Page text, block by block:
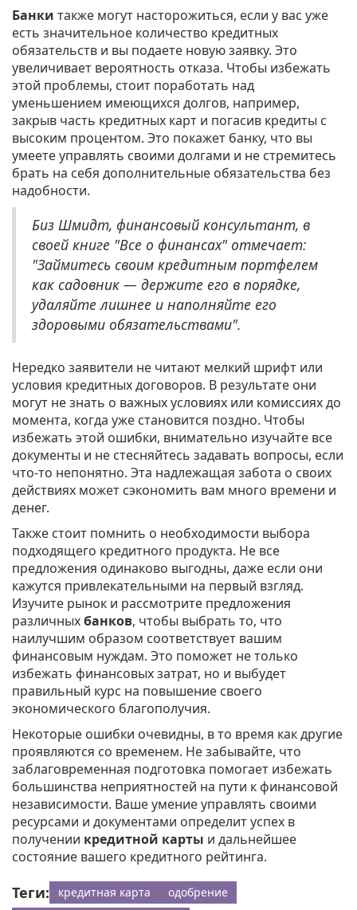
Банки также могут насторожиться, если у вас уже
есть значительное количество кредитных
обязательств и вы подаете новую заявку. Это
увеличивает вероятность отказа. Чтобы избежать
этой проблемы, стоит поработать над
уменьшением имеющихся долгов, например,
закрыв часть кредитных карт и погасив кредиты с
высоким процентом. Это покажет банку, что вы
умеете управлять своими долгами и не стремитесь
брать на себя дополнительные обязательства без
надобности.
Биз Шмидт, финансовый консультант, в
своей книге "Все о финансах" отмечает:
"Займитесь своим кредитным портфелем
как садовник — держите его в порядке,
удаляйте лишнее и наполняйте его
здоровыми обязательствами".
Нередко заявители не читают мелкий шрифт или
условия кредитных договоров. В результате они
могут не знать о важных условиях или комиссиях до
момента, когда уже становится поздно. Чтобы
избежать этой ошибки, внимательно изучайте все
документы и не стесняйтесь задавать вопросы, если
что-то непонятно. Эта надлежащая забота о своих
действиях может сэкономить вам много времени и
денег.
Также стоит помнить о необходимости выбора
подходящего кредитного продукта. Не все
предложения одинаково выгодны, даже если они
кажутся привлекательными на первый взгляд.
Изучите рынок и рассмотрите предложения
различныхбанков, чтобы выбрать то, что
наилучшим образом соответствует вашим
финансовым нуждам. Это поможет не только
избежать финансовых затрат, но и выбудет
правильный курс на повышение своего
экономического благополучия.
Некоторые ошибки очевидны, в то время как другие
проявляются со временем. Не забывайте, что
заблаговременная подготовка помогает избежать
большинства неприятностей на пути к финансовой
независимости. Ваше умение управлять своими
ресурсами и документами определит успех в
получении кредитной карты и дальнейшее
состояние вашего кредитного рейтинга.
Теги: кредитная карта
одобрение